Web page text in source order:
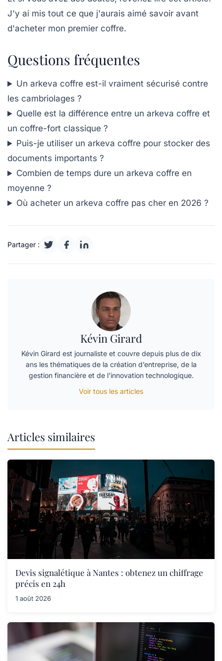
J'y ai mis tout ce que j'aurais aimé savoir avant
d'acheter mon premier coffre.
Questions fréquentes
Un arkeva coffre est-il vraiment sécurisé contre
les cambriolages ?
Quelle est la différence entre un arkeva coffre et
un coffre-fort classique ?
Puis-je utiliser un arkeva coffre pour stocker des
documents importants ?
Combien de temps dure un arkeva coffre en
moyenne ?
Où acheter un arkeva coffre pas cher en 2026 ?
Partager :
Kévin Girard
Kévin Girard est journaliste et couvre depuis plus de dix
ans les thématiques de la création d’entreprise, de la
gestion financière et de l’innovation technologique.
Voir tous les articles
Articles similaires
Devis signalétique à Nantes : obtenez un chiffrage
précis en 24h
1 août 2026